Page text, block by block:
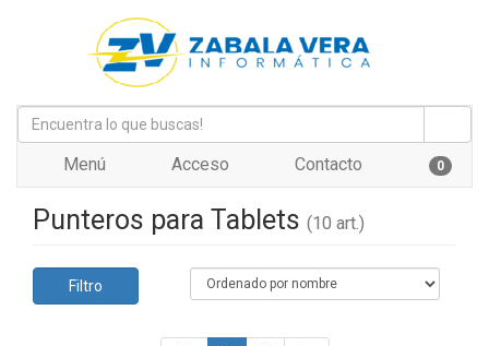
Menú Acceso Contacto 0
Punteros para Tablets (10 art.)
Filtro